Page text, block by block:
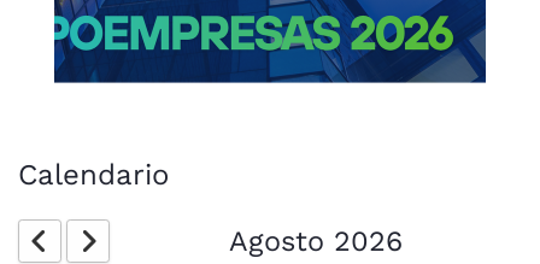
Calendario
Agosto 2026